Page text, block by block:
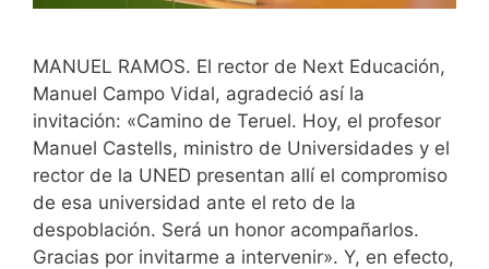
MANUEL RAMOS. El rector de Next Educación,
Manuel Campo Vidal, agradeció así la
invitación: «Camino de Teruel. Hoy, el profesor
Manuel Castells, ministro de Universidades y el
rector de la UNED presentan allí el compromiso
de esa universidad ante el reto de la
despoblación. Será un honor acompañarlos.
Gracias por invitarme a intervenir». Y, en efecto,